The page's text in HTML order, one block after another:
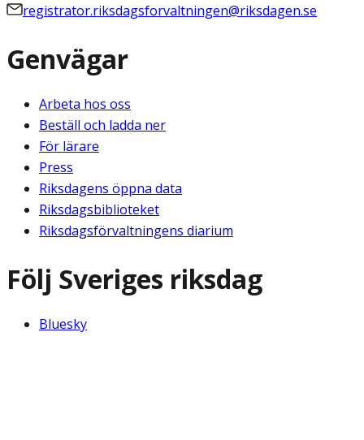
registrator.riksdagsforvaltningen@riksdagen.se
Genvägar
Arbeta hos oss
Beställ och ladda ner
För lärare
Press
Riksdagens öppna data
Riksdagsbiblioteket
Riksdagsförvaltningens diarium
Följ Sveriges riksdag
Bluesky